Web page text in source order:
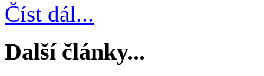
Číst dál...
Další články...